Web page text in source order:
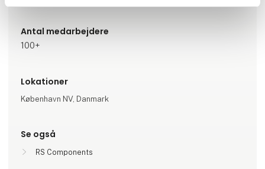
Antal medarbejdere
100+
Lokationer
København NV, Danmark
Se også
RS Components